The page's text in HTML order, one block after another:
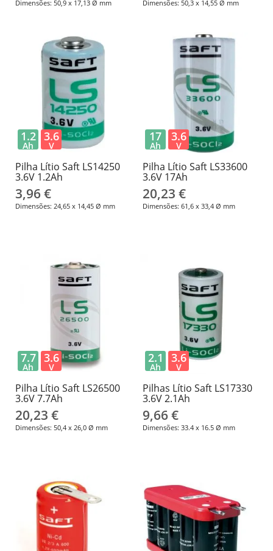
Dimensões: 50,9 x 17,13 Ø mm Dimensões: 50,3 x 14,55 Ø mm
Pilha Lítio Saft LS14250
3.6V 1.2Ah
3,96 €
Dimensões: 24,65 x 14,45 Ø mm
1.2
Ah
3.6
V
Pilha Lítio Saft LS33600
3.6V ​​17Ah
20,23 €
Dimensões: 61,6 x 33,4 Ø mm
17
Ah
3.6
V
Pilha Lítio Saft LS26500
3.6V ​​7.7Ah
20,23 €
Dimensões: 50,4 x 26,0 Ø mm
7.7
Ah
3.6
V
Pilhas Lítio Saft LS17330
3.6V 2.1Ah
9,66 €
Dimensões: 33.4 x 16.5 Ø mm
2.1
Ah
3.6
V